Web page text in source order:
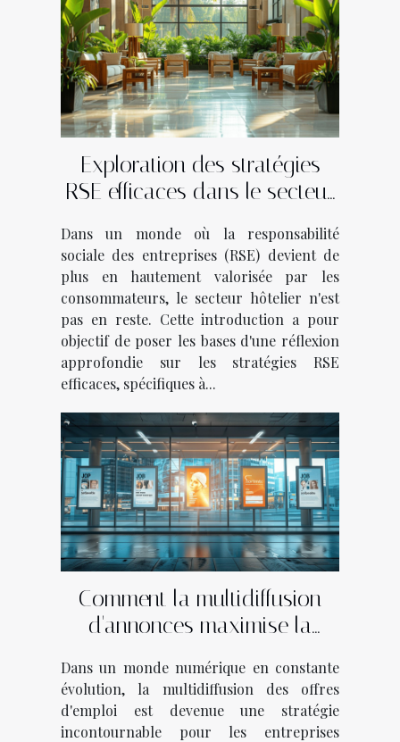
Exploration des stratégies
RSE efficaces dans le secteur
Dans un monde où la responsabilité
sociale des entreprises (RSE) devient de
plus en hautement valorisée par les
consommateurs, le secteur hôtelier n'est
pas en reste. Cette introduction a pour
objectif de poser les bases d'une réflexion
approfondie sur les stratégies RSE
efficaces, spécifiques à...
Comment la multidiffusion
d'annonces maximise la
Dans un monde numérique en constante
évolution, la multidiffusion des offres
d'emploi est devenue une stratégie
incontournable pour les entreprises